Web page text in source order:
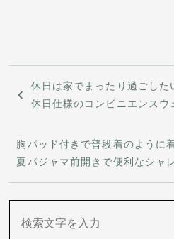
稿
ビ
ゲ
休日は家でまったり過ごした
休日仕様のコンビニエンスウ
胸パッド付きで普段着のように
夏パジャマ前開きで便利なシャ